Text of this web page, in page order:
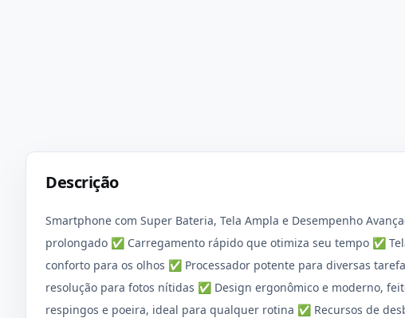
Descrição
Smartphone com Super Bateria, Tela Ampla e Desempenho
prolongado ✅ Carregamento rápido que otimiza seu tempo ✅
conforto para os olhos ✅ Processador potente para diversas
resolução para fotos nítidas ✅ Design ergonômico e moderno,
respingos e poeira, ideal para qualquer rotina ✅ Recursos de